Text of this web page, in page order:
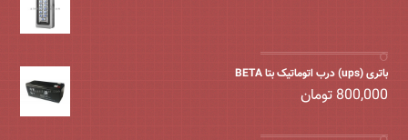
باتری (ups) درب اتوماتیک بتا BETA
800,000 تومان